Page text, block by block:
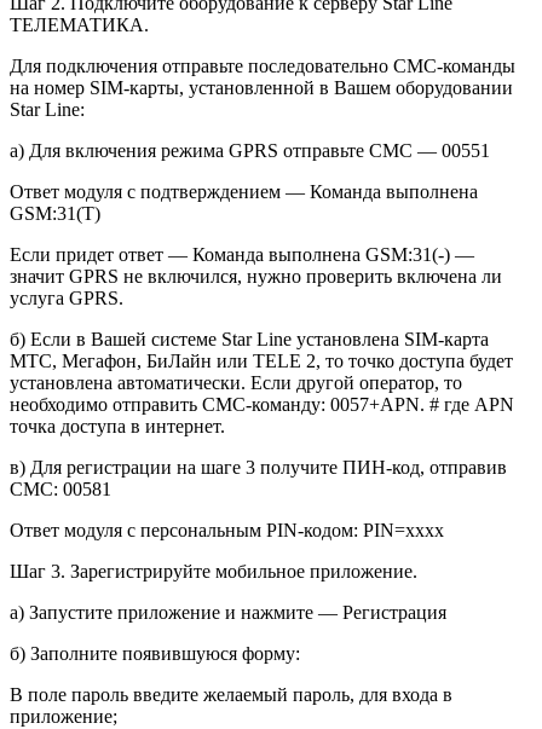
ТЕЛЕМАТИКА.
Для подключения отправьте последовательно СМС-команды
на номер SIM-карты, установленной в Вашем оборудовании
Star Line:
а) Для включения режима GPRS отправьте СМС — 00551
Ответ модуля с подтверждением — Команда выполнена
GSM:31(T)
Если придет ответ — Команда выполнена GSM:31(-) —
значит GPRS не включился, нужно проверить включена ли
услуга GPRS.
б) Если в Вашей системе Star Line установлена SIM-карта
МТС, Мегафон, БиЛайн или TELE 2, то точко доступа будет
установлена автоматически. Если другой оператор, то
необходимо отправить СМС-команду: 0057+APN. # где APN
точка доступа в интернет.
в) Для регистрации на шаге 3 получите ПИН-код, отправив
СМС: 00581
Ответ модуля с персональным PIN-кодом: PIN=xxxx
Шаг 3. Зарегистрируйте мобильное приложение.
а) Запустите приложение и нажмите — Регистрация
б) Заполните появившуюся форму:
В поле пароль введите желаемый пароль, для входа в
приложение;